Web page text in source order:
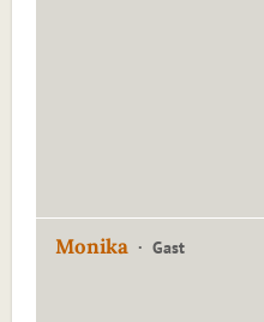
Monika Gast